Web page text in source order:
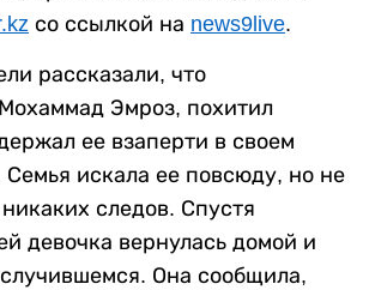
со ссылкой на news9live.
рассказали, что
Эмроз, похитил
ее взаперти в своем
искала ее повсюду, но не
следов. Спустя
девочка вернулась домой и
Она сообщила,